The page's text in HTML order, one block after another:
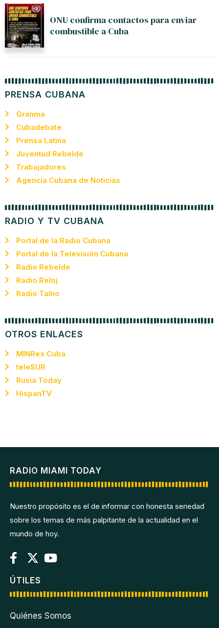
ONU confirma contactos para enviar
combustible a Cuba
PRENSA CUBANA
Granma
Cubadebate
Prensa Latina
Juventud Rebelde
Trabajadores
Agencia Cubana de Noticias
RADIO Y TV CUBANA
Portal de la Radio Cubana
Portal de la Televisión Cubana
Radio Rebelde
Radio Reloj
Radio Taíno
OTROS ENLACES
MINRex Cuba
teleSUR
Rusia Today
HispanTV
RADIO MIAMI TODAY
Nuestro propósito es el de informar con honesta seriedad
sobre los temas de más palpitante de la actualidad en el
mundo de hoy.
ÚTILES
Quiénes Somos